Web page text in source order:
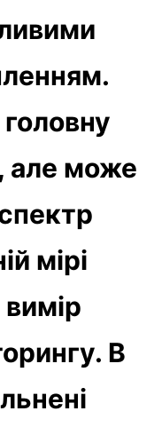
але може
мірі
В